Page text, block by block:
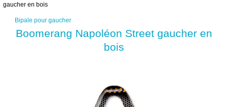
gaucher en bois
Bipale pour gaucher
Boomerang Napoléon Street gaucher en
bois